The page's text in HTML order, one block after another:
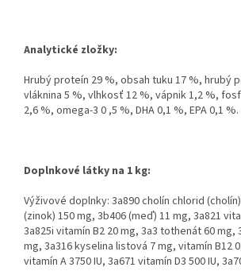
Analytické zložky:
Hrubý proteín 29 %, obsah tuku 17 %, hrubý
vláknina 5 %, vlhkosť 12 %, vápnik 1,2 %,
2,6 %, omega-3 0 ,5 %, DHA 0,1 %, EPA 0,1 %.
Doplnkové látky na 1 kg:
Výživové doplnky: 3a890 cholín chlorid
(zinok) 150 mg, 3b406 (meď) 11 mg, 3a821
3a825i vitamín B2 20 mg, 3a3 tothenát 60 mg,
mg, 3a316 kyselina listová 7 mg, vitamín B12
vitamín A 3750 IU, 3a671 vitamín D3 500 IU,